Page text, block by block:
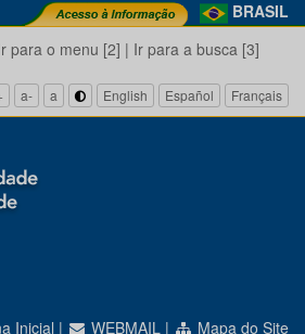
BRASIL
para o menu [2] | Ir para a busca [3]
a- a English Español Français
Inicial | WEBMAIL | Mapa do Site